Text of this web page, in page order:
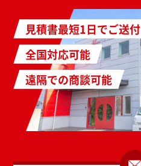
見積書最短1日でご送付
全国対応可能
遠隔での商談可能